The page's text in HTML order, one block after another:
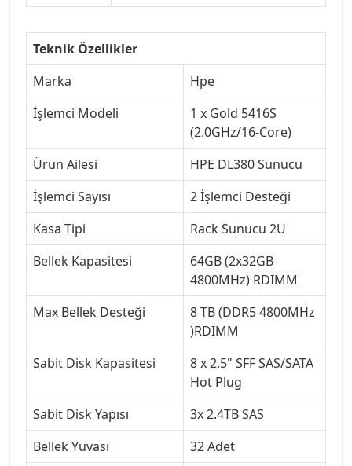
Teknik Özellikler
Marka
Hpe
İşlemci Modeli
1 x Gold 5416S
(2.0GHz/16-Core)
Ürün Ailesi
HPE DL380 Sunucu
İşlemci Sayısı
2 İşlemci Desteği
Kasa Tipi
Rack Sunucu 2U
Bellek Kapasitesi
64GB (2x32GB
4800MHz) RDIMM
Max Bellek Desteği
8 TB (DDR5 4800MHz
)RDIMM
Sabit Disk Kapasitesi
8 x 2.5" SFF SAS/SATA
Hot Plug
Sabit Disk Yapısı
3x 2.4TB SAS
Bellek Yuvası
32 Adet